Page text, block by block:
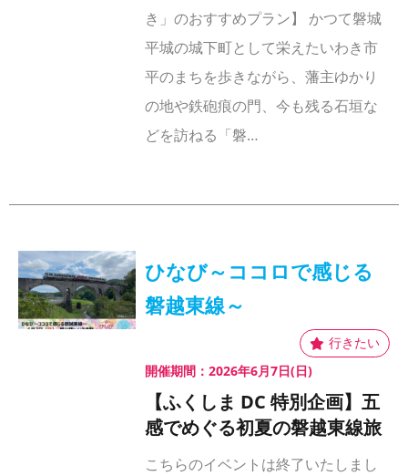
き」のおすすめプラン】 かつて磐城
平城の城下町として栄えたいわき市
平のまちを歩きながら、藩主ゆかり
の地や鉄砲痕の門、今も残る石垣な
どを訪ねる「磐…
ひなび～ココロで感じる
磐越東線～
開催期間：2026年6月7日(日)
【ふくしま DC 特別企画】五
感でめぐる初夏の磐越東線旅
こちらのイベントは終了いたしまし